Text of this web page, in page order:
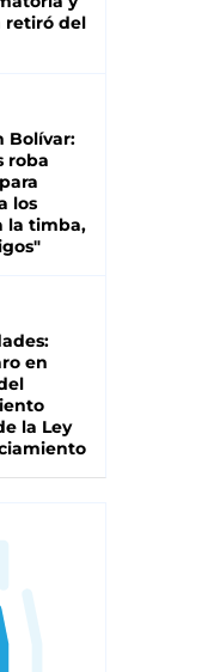
retiró del
Bolívar:
roba
los
la timba,
en
la Ley